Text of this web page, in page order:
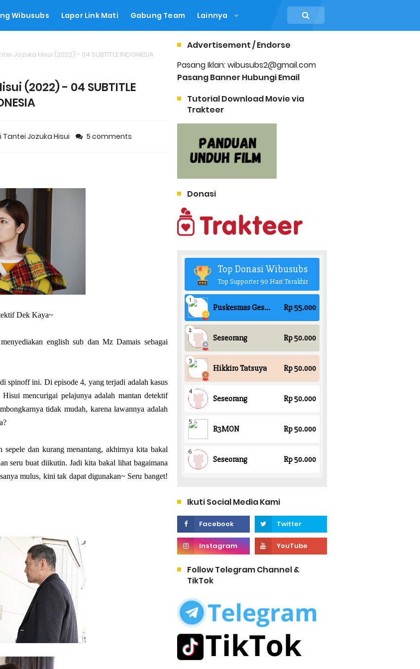
Wibusubs Lapor Link Mati Gabung Team Lainnya
Jozuka Hisui (2022) - 04 SUBTITLE INDONESIA
(2022) - 04 SUBTITLE
Tantei Jozuka Hisui 5 comments
Dek Kaya~
english sub dan Mz Damais sebagai
spinoff ini. Di episode 4, yang terjadi adalah kasus
mencurigai pelajunya adalah mantan detektif
tidak mudah, karena lawannya adalah
sepele dan kurang menantang, akhirnya kita bakal
seru buat diikutin. Jadi kita bakal lihat bagaimana
mulus, kini tak dapat digunakan~ Seru banget!
Advertisement / Endorse
Pasang Iklan: wibusubs2@gmail.com
Pasang Banner Hubungi Email
Tutorial Download Movie via
Trakteer
Donasi
Ikuti Social Media Kami
Follow Telegram Channel &
TikTok